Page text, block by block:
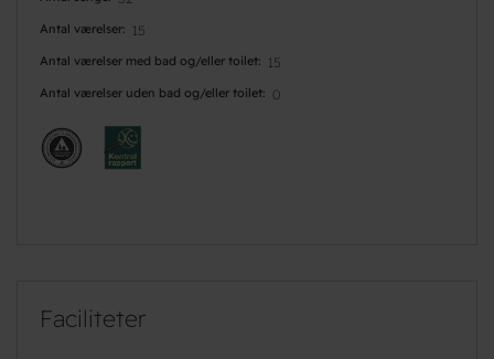
Antal værelser 15
Antal værelser med bad og/eller toilet 15
Antal værelser uden bad og/eller toilet 0
Faciliteter